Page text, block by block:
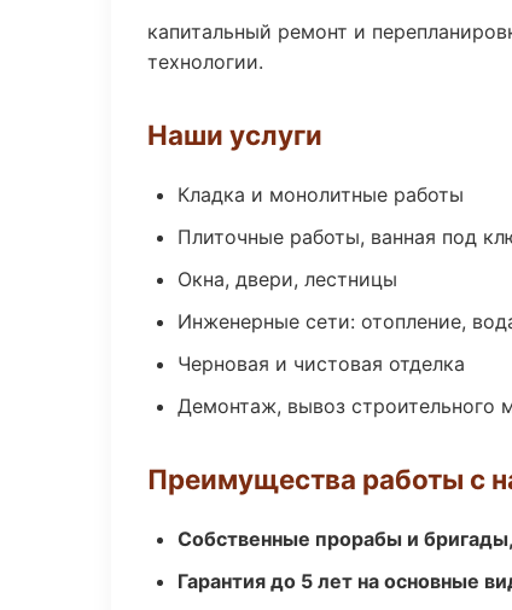
капитальный ремонт и
технологии.
Наши услуги
Кладка и монолитные работы
Плиточные работы, ванная под
Окна, двери, лестницы
Инженерные сети: отопление,
Черновая и чистовая отделка
Демонтаж, вывоз строительного
Преимущества работы с
Собственные прорабы и
Гарантия до 5 лет на основные